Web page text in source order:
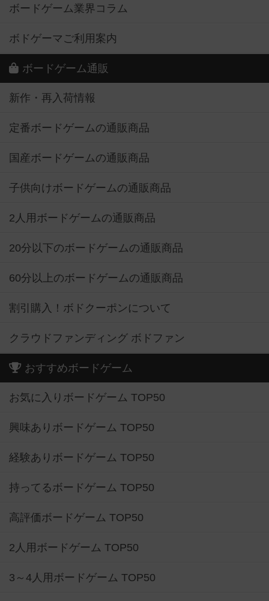
ボードゲーム業界コラム
ボドゲーマご利用案内
ボードゲーム通販
新作・再入荷情報
定番ボードゲームの通販商品
国産ボードゲームの通販商品
子供向けボードゲームの通販商品
2人用ボードゲームの通販商品
20分以下のボードゲームの通販商品
60分以上のボードゲームの通販商品
割引購入！ボドクーポンについて
クラウドファンディング ボドファン
おすすめボードゲーム
お気に入りボードゲーム TOP50
興味ありボードゲーム TOP50
経験ありボードゲーム TOP50
持ってるボードゲーム TOP50
高評価ボードゲーム TOP50
2人用ボードゲーム TOP50
3～4人用ボードゲーム TOP50